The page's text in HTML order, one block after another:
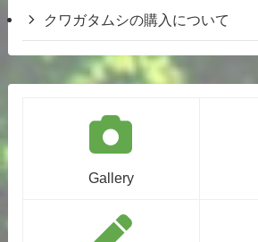
クワガタムシの購入について
Gallery